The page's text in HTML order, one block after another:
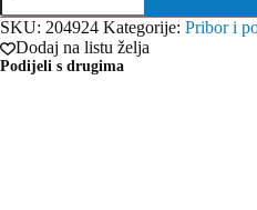
D
36
x
3,5
SKU: 204924 Kategorije: Pribor i
Dodaj na listu želja
Podijeli s drugima